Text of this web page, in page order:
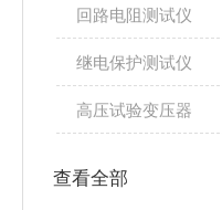
回路电阻测试仪
继电保护测试仪
高压试验变压器
查看全部